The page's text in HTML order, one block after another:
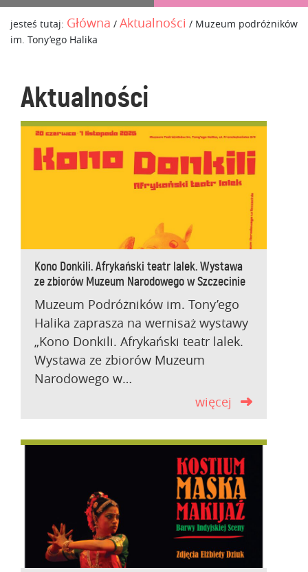
jesteś tutaj: Główna / Aktualności / Muzeum podróżników
im. Tony’ego Halika
Aktualności
Kono Donkili. Afrykański teatr lalek. Wystawa
ze zbiorów Muzeum Narodowego w Szczecinie
Muzeum Podróżników im. Tony’ego
Halika zaprasza na wernisaż wystawy
„Kono Donkili. Afrykański teatr lalek.
Wystawa ze zbiorów Muzeum
Narodowego w…
więcej